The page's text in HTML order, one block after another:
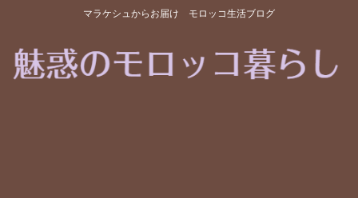
マラケシュからお届け モロッコ生活ブログ